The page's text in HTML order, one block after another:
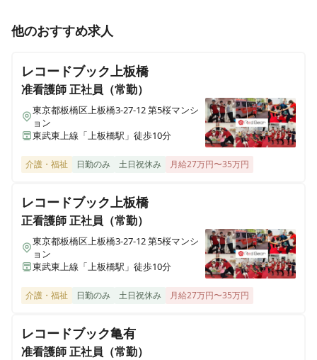
愛知県岡崎市井田西町13番16
ヒューマンライフケア 豊橋の湯
愛知県豊橋市忠興1丁目1番6号 コーポ白鳥１階
ヒューマンライフケア 平安の湯
愛知県名古屋市北区上飯田東町3丁目6番2号
愛知県名古屋市名東区本郷2丁目77番地1 メゾントモエ1階
ヒューマンライフケア なにわ乃湯
大阪府大阪市浪速区稲荷1丁目12番29号
ヒューマンライフケア伏見の宿
京都府京都市伏見区日野谷寺町68
他のおすすめ求人
レコードブック上板橋
准看護師正社員（常勤）
東京都板橋区上板橋3-27-12 第5桜マンシ
ョン
東武東上線「上板橋駅」徒歩10分
介護・福祉 日勤のみ 土日祝休み 月給27万円〜35万円
レコードブック上板橋
正看護師正社員（常勤）
東京都板橋区上板橋3-27-12 第5桜マンシ
ョン
東武東上線「上板橋駅」徒歩10分
介護・福祉 日勤のみ 土日祝休み 月給27万円〜35万円
レコードブック亀有
准看護師正社員（常勤）